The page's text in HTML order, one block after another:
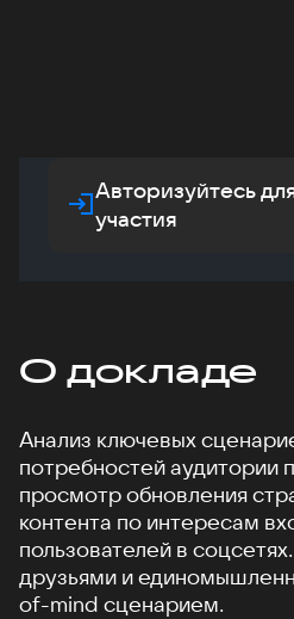
Авторизуйтесь
участия
О докладе
Анализ ключевых
потребностей аудитории
просмотр обновления
контента по интересам
пользователей в
друзьями и
of-mind сценарием.